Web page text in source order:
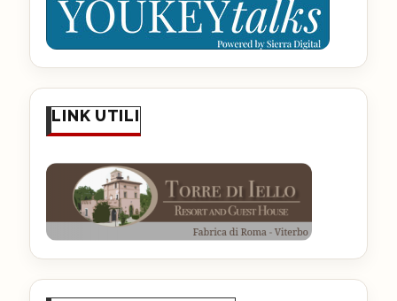
LINK UTILI